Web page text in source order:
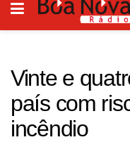
Vinte e
país com
incêndio